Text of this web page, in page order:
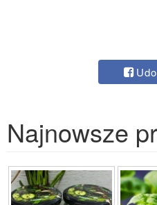
Najnowsze